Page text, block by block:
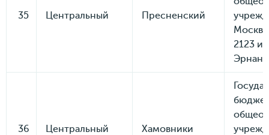
35 Центральный Пресненский
2123
36 Центральный Хамовники